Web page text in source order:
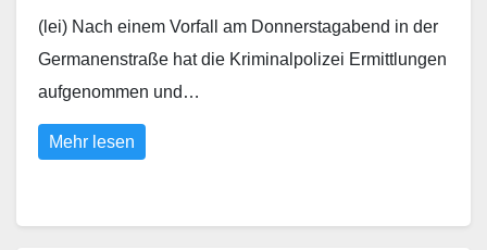
(lei) Nach einem Vorfall am Donnerstagabend in der
Germanenstraße hat die Kriminalpolizei Ermittlungen
aufgenommen und…
Mehr lesen